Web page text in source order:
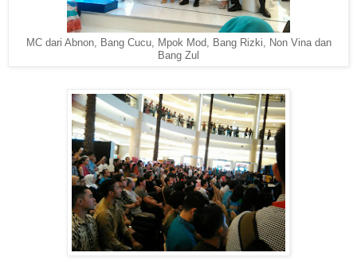
MC dari Abnon, Bang Cucu, Mpok Mod, Bang Rizki, Non Vina dan
Bang Zul